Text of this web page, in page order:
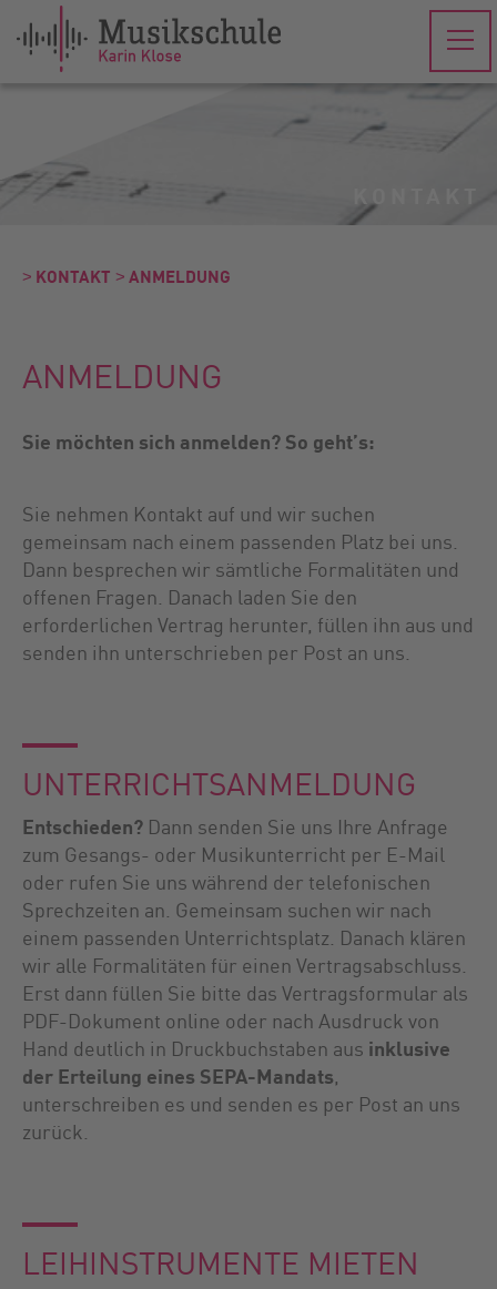
˃ KONTAKT ˃ ANMELDUNG
ANMELDUNG
Sie möchten sich anmelden? So geht’s:
Sie nehmen Kontakt auf und wir suchen
gemeinsam nach einem passenden Platz bei uns.
Dann besprechen wir sämtliche Formalitäten und
offenen Fragen. Danach laden Sie den
erforderlichen Vertrag herunter, füllen ihn aus und
senden ihn unterschrieben per Post an uns.
UNTERRICHTS­ANMELDUNG
Entschieden? Dann senden Sie uns Ihre Anfrage
zum Gesangs- oder Musikunterricht per E-Mail
oder rufen Sie uns während der telefonischen
Sprechzeiten an. Gemeinsam suchen wir nach
einem passenden Unterrichtsplatz. Danach klären
wir alle Formalitäten für einen Vertragsabschluss.
Erst dann füllen Sie bitte das Vertragsformular als
PDF-Dokument online oder nach Ausdruck von
Hand deutlich in Druckbuchstaben aus inklusive
der Erteilung eines SEPA-Mandats,
unterschreiben es und senden es per Post an uns
zurück.
LEIHINSTRUMENTE MIETEN